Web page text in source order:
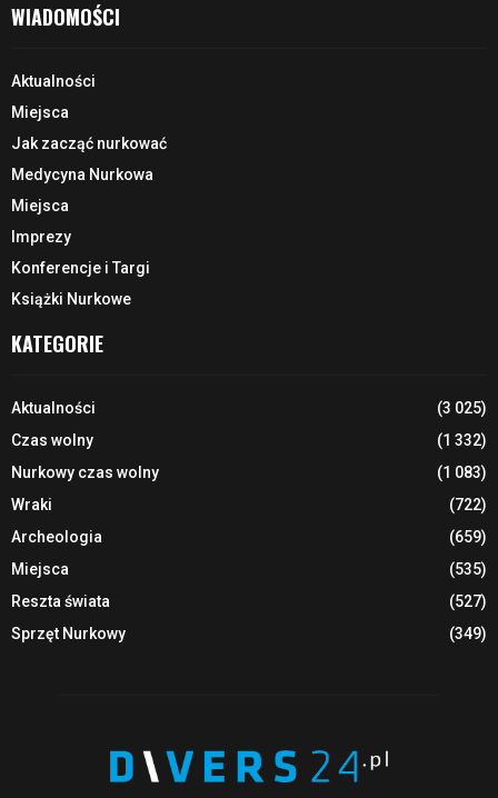
WIADOMOŚCI
Aktualności
Miejsca
Jak zacząć nurkować
Medycyna Nurkowa
Miejsca
Imprezy
Konferencje i Targi
Książki Nurkowe
KATEGORIE
Aktualności
(3 025)
Czas wolny
(1 332)
Nurkowy czas wolny
(1 083)
Wraki
(722)
Archeologia
(659)
Miejsca
(535)
Reszta świata
(527)
Sprzęt Nurkowy
(349)